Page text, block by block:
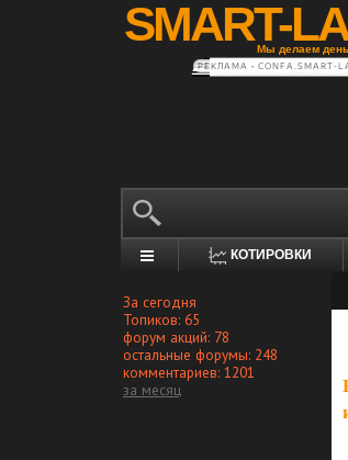
SMART-
Мы делаем
РЕКЛАМА • CONFA.SMART-
КОТИРОВКИ
За сегодня
Топиков: 65
форум акций: 78
остальные форумы: 248
комментариев: 1201
за месяц